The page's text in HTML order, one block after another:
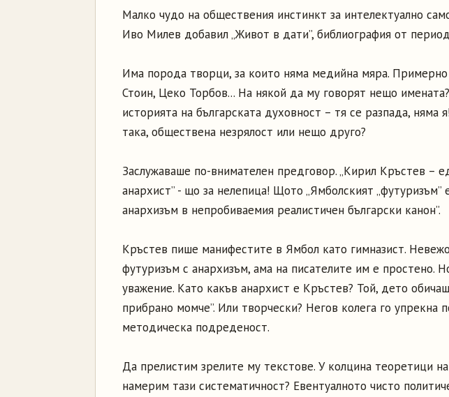
Малко чудо на обществения инстинкт за интелектуално
Иво Милев добавил „Живот в дати”, библиография от
Има порода творци, за които няма медийна мяра. Примерно
Стоин, Цеко Торбов... На някой да му говорят нещо
историята на българската духовност – тя се разпада, няма
така, обществена незрялост или нещо друго?
Заслужаваше по-внимателен предговор. „Кирил Кръстев –
анархист” - що за нелепица! Щото „Ямболският „футуризъм”
анархизъм в непробиваемия реалистичен български канон”.
Кръстев пише манифестите в Ямбол като гимназист.
футуризъм с анархизъм, ама на писателите им е простено.
уважение. Като какъв анархист е Кръстев? Той, дето
прибрано момче”. Или творчески? Негов колега го упрекна
методическа подреденост.
Да прелистим зрелите му текстове. У колцина теоретици
намерим тази систематичност? Евентуалното чисто